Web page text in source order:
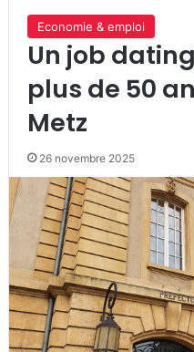
Economie & emploi
Un job
plus de 50
Metz
26 novembre 2025